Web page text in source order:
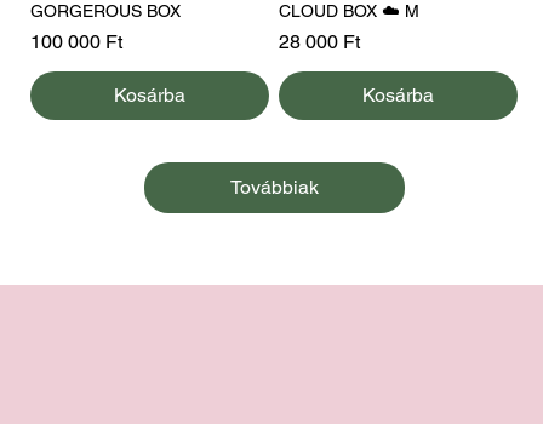
GORGEROUS BOX
Ár
100 000 Ft
Kosárba
CLOUD BOX ☁️ M
Ár
28 000 Ft
Kosárba
Továbbiak